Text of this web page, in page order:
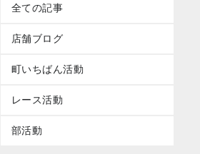
全ての記事
店舗ブログ
町いちばん活動
レース活動
部活動